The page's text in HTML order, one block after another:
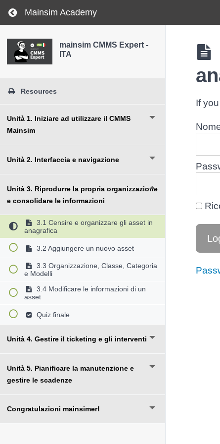
Return to course: mainsim CMMS Expert – ITA
Mainsim Academy
mainsim CMMS Expert -
ITA
Resources
Unità 1. Iniziare ad utilizzare il CMMS
Mainsim
Unità 2. Interfaccia e navigazione
Unità 3. Riprodurre la propria organizzazione
e consolidare le informazioni
3.1 Censire e organizzare gli asset in
anagrafica
3.2 Aggiungere un nuovo asset
3.3 Organizzazione, Classe, Categoria
e Modelli
3.4 Modificare le informazioni di un
asset
Quiz finale
Unità 4. Gestire il ticketing e gli interventi
Unità 5. Pianificare la manutenzione e
gestire le scadenze
Congratulazioni mainsimer!
If